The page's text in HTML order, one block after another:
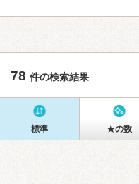
78 件の検索結果
標準 ★の数